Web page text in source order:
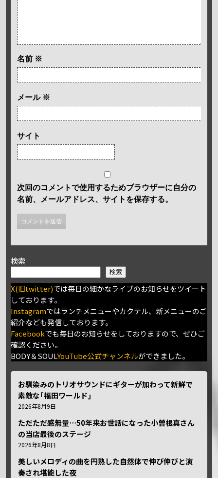
名前 ※
メール ※
サイト
次回のコメントで使用するためブラウザーに自分の
名前、メールアドレス、サイトを保存する。
検索
検索
X(旧twitter)では毎日の細かなライブのお知らせをツイート
しております。
Instagramではランチメニューやカクテル、新メニューのご
紹介なども発信しております。
Facebookでも毎日のお知らせをしておりますので、ぜひご
確認ください。
BODY＆SOULYouTube公式チャンネルができました。
お馴染みのトリオサウンドにギターが加わって新鮮で
素敵な｢福田ワールド｣
2026年8月9日
ただただ感無量⋯50年来お世話になった小曽根真さん
の当店最後のステージ
2026年8月8日
美しいメロディの曲を円熟した自然体で伸び伸びと演
奏され堪能した夜